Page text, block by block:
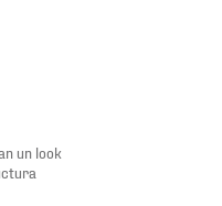
un look